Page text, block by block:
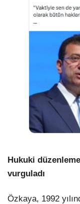
Hukuki
vurguladı
Özkaya, 1992